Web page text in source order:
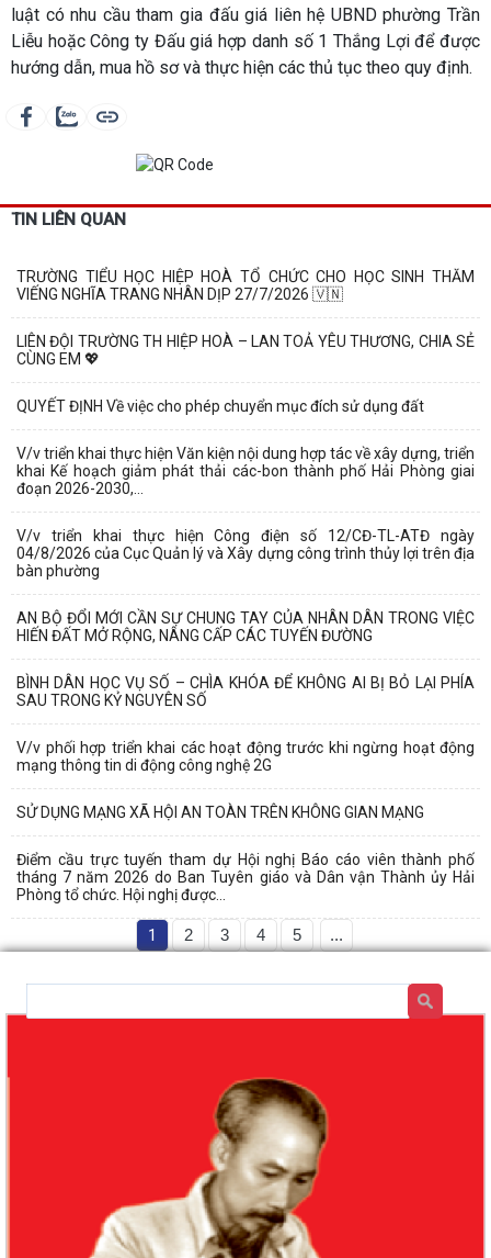
luật có nhu cầu tham gia đấu giá liên hệ UBND phường Trần
Liễu hoặc Công ty Đấu giá hợp danh số 1 Thắng Lợi để được
hướng dẫn, mua hồ sơ và thực hiện các thủ tục theo quy định.
TIN LIÊN QUAN
TRƯỜNG TIỂU HỌC HIỆP HOÀ TỔ CHỨC CHO HỌC SINH THĂM
VIẾNG NGHĨA TRANG NHÂN DỊP 27/7/2026 🇻🇳
LIÊN ĐỘI TRƯỜNG TH HIỆP HOÀ – LAN TOẢ YÊU THƯƠNG, CHIA SẺ
CÙNG EM 💖
QUYẾT ĐỊNH Về việc cho phép chuyển mục đích sử dụng đất
V/v triển khai thực hiện Văn kiện nội dung hợp tác về xây dựng, triển
khai Kế hoạch giảm phát thải các-bon thành phố Hải Phòng giai
đoạn 2026-2030,...
V/v triển khai thực hiện Công điện số 12/CĐ-TL-ATĐ ngày
04/8/2026 của Cục Quản lý và Xây dựng công trình thủy lợi trên địa
bàn phường
AN BỘ ĐỔI MỚI CẦN SỰ CHUNG TAY CỦA NHÂN DÂN TRONG VIỆC
HIẾN ĐẤT MỞ RỘNG, NÂNG CẤP CÁC TUYẾN ĐƯỜNG
BÌNH DÂN HỌC VỤ SỐ – CHÌA KHÓA ĐỂ KHÔNG AI BỊ BỎ LẠI PHÍA
SAU TRONG KỶ NGUYÊN SỐ
V/v phối hợp triển khai các hoạt động trước khi ngừng hoạt động
mạng thông tin di động công nghệ 2G
SỬ DỤNG MẠNG XÃ HỘI AN TOÀN TRÊN KHÔNG GIAN MẠNG
Điểm cầu trực tuyến tham dự Hội nghị Báo cáo viên thành phố
tháng 7 năm 2026 do Ban Tuyên giáo và Dân vận Thành ủy Hải
Phòng tổ chức. Hội nghị được...
1 2 3 4 5 ...